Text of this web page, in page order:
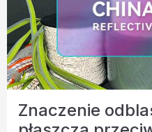
Znaczenie